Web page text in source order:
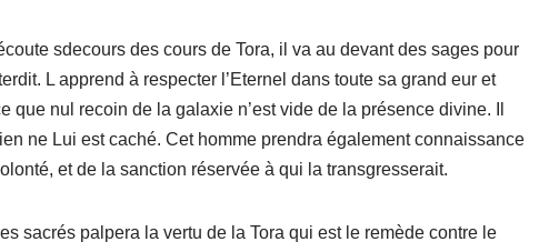
sdecours des cours de Tora, il va au devant des sages pour
L apprend à respecter l’Eternel dans toute sa grand eur et
nul recoin de la galaxie n’est vide de la présence divine. Il
ne Lui est caché. Cet homme prendra également connaissance
et de la sanction réservée à qui la transgresserait.
sacrés palpera la vertu de la Tora qui est le remède contre le